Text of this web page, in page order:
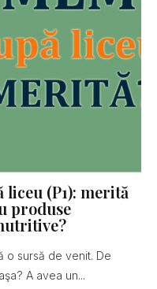
(P1): merită
produse
o sursă de venit. De
A avea un...